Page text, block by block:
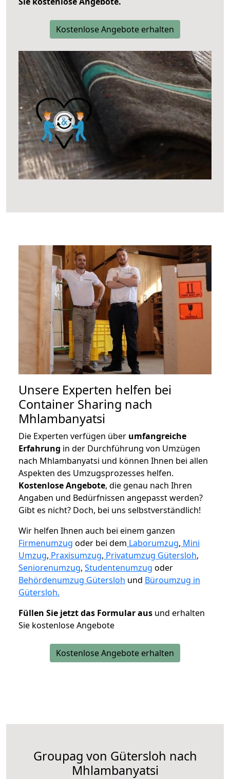
Kostenlose Angebote erhalten
Unsere Experten helfen bei
Container Sharing nach
Mhlambanyatsi
Die Experten verfügen über umfangreiche
Erfahrung in der Durchführung von Umzügen
nach Mhlambanyatsi und können Ihnen bei allen
Aspekten des Umzugsprozesses helfen.
Kostenlose Angebote, die genau nach Ihren
Angaben und Bedürfnissen angepasst werden?
Gibt es nicht? Doch, bei uns selbstverständlich!
Wir helfen Ihnen auch bei einem ganzen
Firmenumzug oder bei dem Laborumzug, Mini
Umzug, Praxisumzug, Privatumzug Gütersloh,
Seniorenumzug, Studentenumzug oder
Behördenumzug Gütersloh und Büroumzug in
Gütersloh.
Füllen Sie jetzt das Formular aus und erhalten
Sie kostenlose Angebote
Kostenlose Angebote erhalten
Groupag von Gütersloh nach
Mhlambanyatsi